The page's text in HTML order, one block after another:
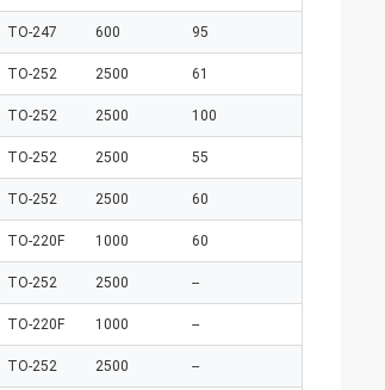
TO-247 600 95
TO-252 2500 61
TO-252 2500 100
TO-252 2500 55
TO-252 2500 60
TO-220F 1000 60
TO-252 2500 --
TO-220F 1000 --
TO-252 2500 --